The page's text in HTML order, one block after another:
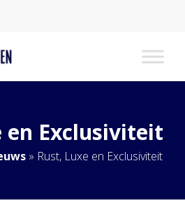
en Exclusiviteit
» Rust, Luxe en Exclusiviteit